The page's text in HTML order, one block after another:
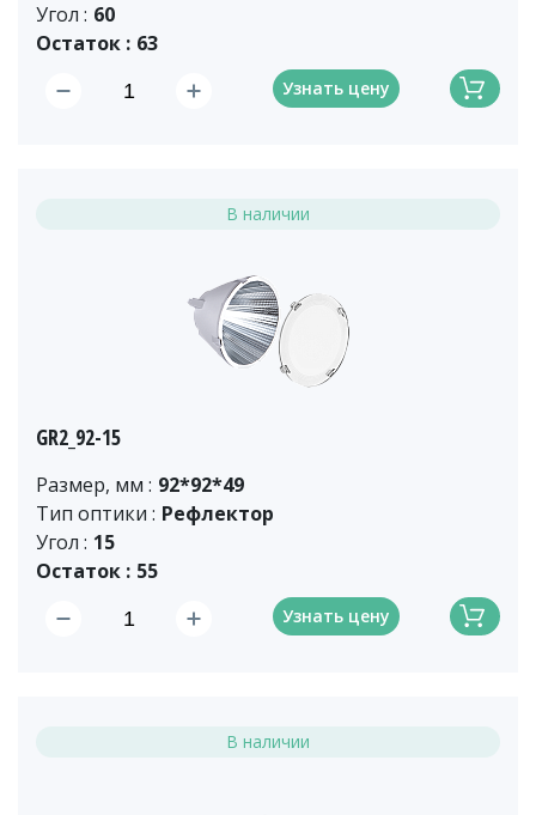
Угол : 60
Остаток : 63
Узнать цену
В наличии
GR2_92-15
Размер, мм : 92*92*49
Тип оптики : Рефлектор
Угол : 15
Остаток : 55
Узнать цену
В наличии